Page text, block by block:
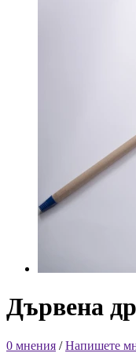
Дървена
0 мнения /Напишете